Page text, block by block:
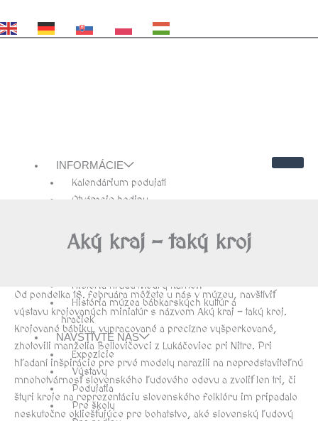
INFORMÁCIE
Kalendárium podujatí
Otváracie hodiny
Kontakty
Návštevnícky poriadok
História hradu Modrý Kameň
História múzea bábkarských kultúr a
hračiek
NAVŠTÍVTE NÁS
Expozície
Výstavy
Podujatia
Pre školy
Aký kraj – taký kroj
Od pondelka 18. februára môžete u nás v múzeu, navštíviť
výstavu krojovaných miniatúr s názvom Aký kraj – taký kroj.
Krojované bábiky, vypracované a precízne vyšperkované,
zhotovili manželia Bellovičovci z Lukáčoviec pri Nitre. Pri
hľadaní inšpirácie pre prvé modely narazili na nepredstaviteľnú
mnohotvárnosť slovenského ľudového odevu a zvoliť len tri, či
štyri kroje na reprezentáciu slovenského folklóru im pripadalo
neskutočne okliešťujúce pre bohatstvo, aké slovenský ľudový